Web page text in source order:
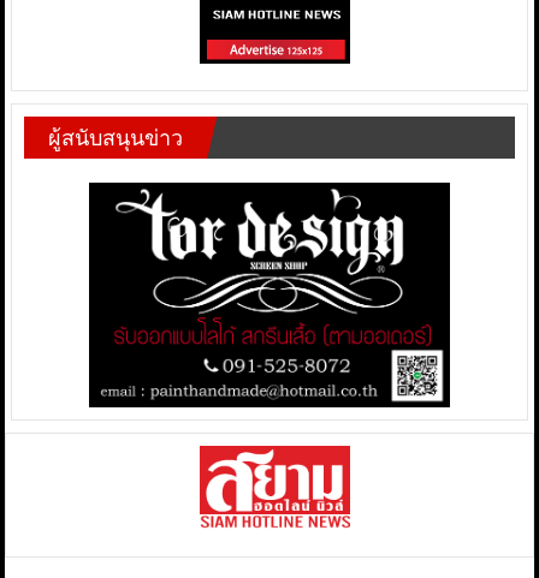
ผู้สนับสนุนข่าว